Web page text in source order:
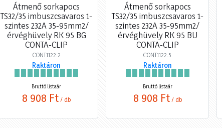
Átmenő sorkapocs
TS32/35 imbuszcsavaros 1-
szintes 232A 35-95mm2/
érvéghüvely RK 95 BG
CONTA-CLIP
CONT1122.2
Raktáron
Bruttó listaár
8 908 Ft / db
Átmenő sorkapocs
TS32/35 imbuszcsavaros 1-
szintes 232A 35-95mm2/
érvéghüvely RK 95 BU
CONTA-CLIP
CONT1122.5
Raktáron
Bruttó listaár
8 908 Ft / db